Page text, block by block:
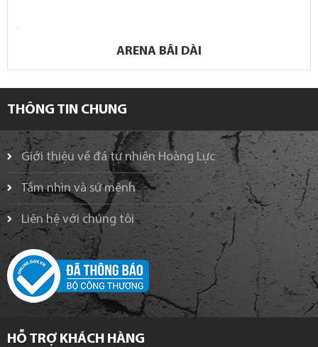
ARENA BÃI DÀI
THÔNG TIN CHUNG
Giới thiệu về đá tự nhiên Hoàng Lực
Tầm nhìn và sứ mệnh
Liên hệ với chúng tôi
HỖ TRỢ KHÁCH HÀNG